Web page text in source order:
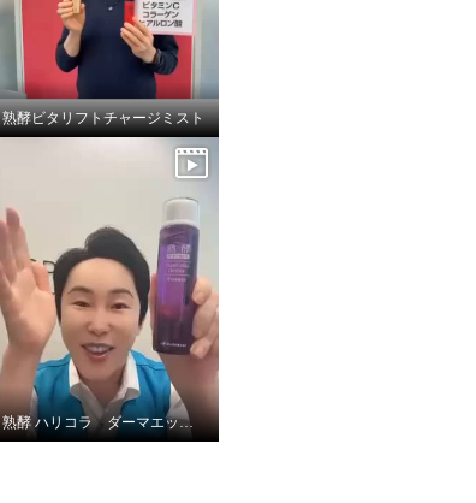
熟酵ビタリフトチャージミスト
熟酵 ハリコラ ダーマエッセンス